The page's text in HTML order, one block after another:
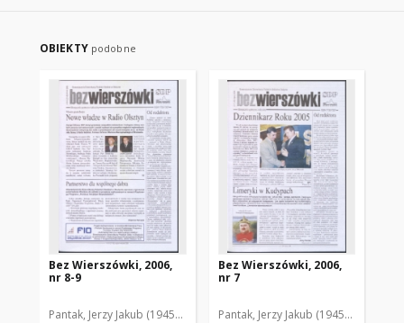
OBIEKTY podobne
Bez Wierszówki, 2006,
nr 8-9
Pantak, Jerzy Jakub (1945- ). Red.
Bez Wierszówki, 2006,
nr 7
Pantak, Jerzy Jakub (1945- ). Red.